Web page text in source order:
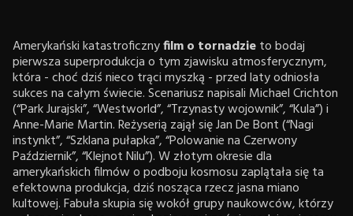
Amerykański katastroficznyfilm o tornadzieto bodaj
pierwsza superprodukcja o tym zjawisku atmosferycznym,
która - choć dziś nieco trąci myszką - przed laty odniosła
sukces na całym świecie. Scenariusz napisali Michael Crichton
(“Park Jurajski”, “Westworld”, “Trzynasty wojownik”, “Kula”) i
Anne-Marie Martin. Reżyserią zajął się Jan De Bont (“Nagi
instynkt”, “Szklana pułapka”, “Polowanie na Czerwony
Październik”, “Klejnot Nilu”). W złotym okresie dla
amerykańskich filmów o podboju kosmosu zaplątała się ta
efektowna produkcja, dziś nosząca rzecz jasna miano
kultowej. Fabuła skupia się wokół grupy naukowców, którzy